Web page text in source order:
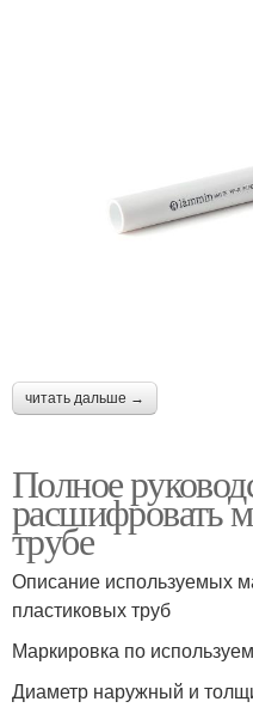
читать дальше →
Полное
расшифровать
трубе
Описание используемых
пластиковых труб
Маркировка по
Диаметр наружный и